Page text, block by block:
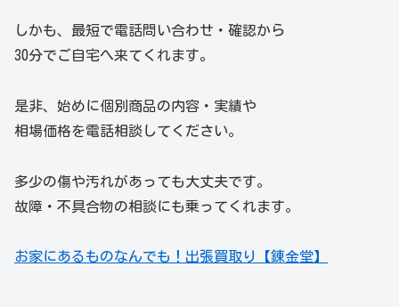
しかも、最短で電話問い合わせ・確認から
30分でご自宅へ来てくれます。
是非、始めに個別商品の内容・実績や
相場価格を電話相談してください。
多少の傷や汚れがあっても大丈夫です。
故障・不具合物の相談にも乗ってくれます。
お家にあるものなんでも！出張買取り【錬金堂】